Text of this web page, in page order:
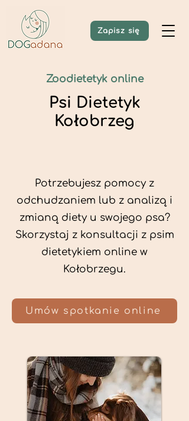
Zapisz się
Zoodietetyk online
Psi Dietetyk
Kołobrzeg
Potrzebujesz pomocy z
odchudzaniem lub z analizą i
zmianą diety u swojego psa?
Skorzystaj z konsultacji z psim
dietetykiem online w
Kołobrzegu.
Umów spotkanie online